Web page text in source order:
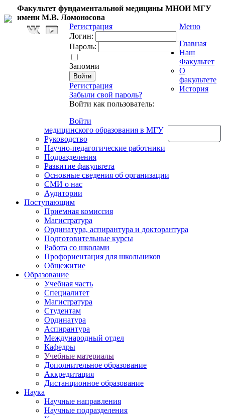
Факультет фундаментальной медицины МНОИ МГУ
имени М.В. Ломоносова
Регистрация
Логин:
Пароль:
Запомни
Регистрация
Забыли свой пароль?
Войти как пользователь:
Войти
Меню
Главная
Наш
Факультет
О
факультете
История
медицинского образования в МГУ
Руководство
Научно-педагогические работники
Подразделения
Развитие факультета
Основные сведения об организации
СМИ о нас
Аудитории
Поступающим
Приемная комиссия
Магистратура
Ординатура, аспирантура и докторантура
Подготовительные курсы
Работа со школами
Профориентация для школьников
Общежитие
Образование
Учебная часть
Специалитет
Магистратура
Студентам
Ординатура
Аспирантура
Международный отдел
Кафедры
Учебные материалы
Дополнительное образование
Аккредитация
Дистанционное образование
Наука
Научные направления
Научные подразделения